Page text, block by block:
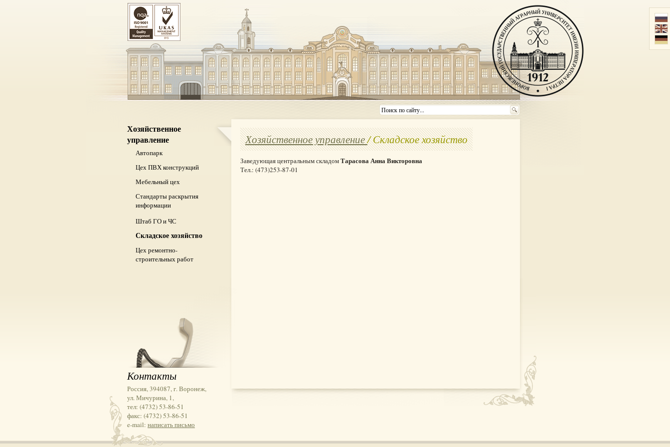
Хозяйственное
управление
Автопарк
Цех ПВХ конструкций
Мебельный цех
Стандарты раскрытия
информации
Штаб ГО и ЧС
Складское хозяйство
Цех ремонтно-
строительных работ
Хозяйственное управление/ Складское хозяйство
Заведующая центральным складомТарасова Анна Викторовна
Тел.: (473)253-87-01
Контакты
Россия, 394087, г. Воронеж,
ул. Мичурина, 1,
тел: (4732) 53-86-51
факс: (4732) 53-86-51
e-mail: написать письмо